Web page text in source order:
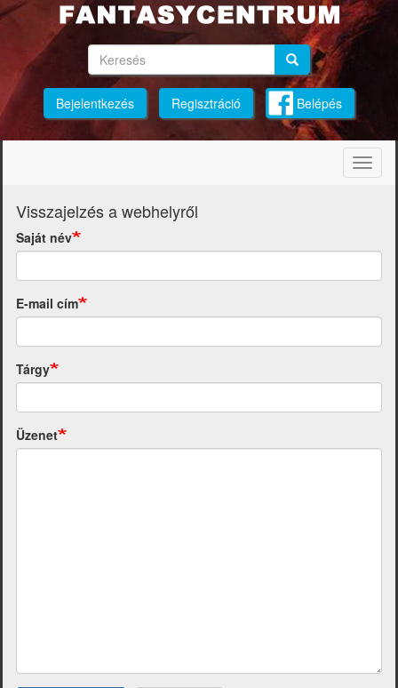
Ugrás
tartalomra
Keresés Keresés
Bejelentkezés Regisztráció Belépés
Visszajelzés a webhelyről
Saját név
E-mail cím
Tárgy
Üzenet